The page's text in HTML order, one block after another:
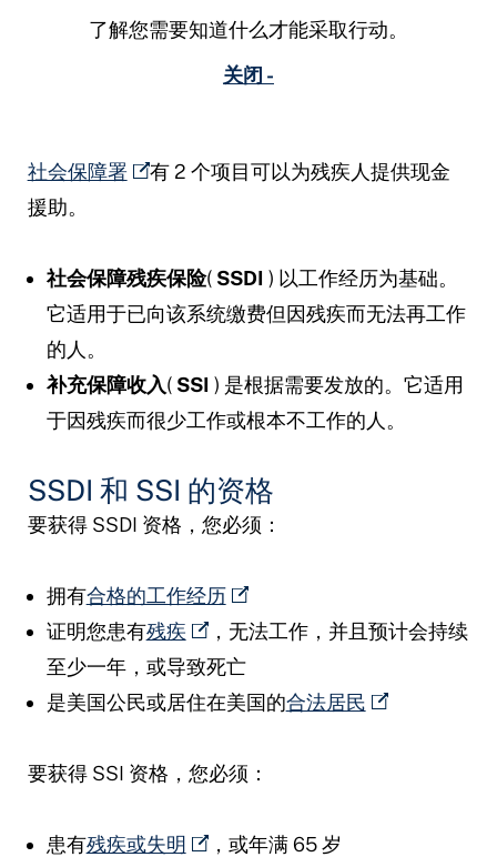
了解您需要知道什么才能采取行动。
关闭 -
社会保障署
有 2 个项目可以为残疾人提供现金
援助。
社会保障残疾保险( SSDI ) 以工作经历为基础。
它适用于已向该系统缴费但因残疾而无法再工作
的人。
补充保障收入( SSI ) 是根据需要发放的。它适用
于因残疾而很少工作或根本不工作的人。
SSDI 和 SSI 的资格
要获得 SSDI 资格，您必须：
拥有合格的工作经历
证明您患有残疾
，无法工作，并且预计会持续
至少一年，或导致死亡
是美国公民或居住在美国的合法居民
要获得 SSI 资格，您必须：
患有残疾或失明
，或年满 65 岁